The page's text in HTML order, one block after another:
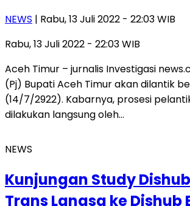
NEWS | Rabu, 13 Juli 2022 - 22:03 WIB
Rabu, 13 Juli 2022 - 22:03 WIB
Aceh Timur – jurnalis Investigasi
(Pj) Bupati Aceh Timur akan dilantik
(14/7/2922). Kabarnya, prosesi
dilakukan langsung oleh…
NEWS
Kunjungan Study
Trans Langsa ke Dishub